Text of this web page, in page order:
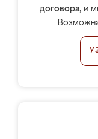
договора, и